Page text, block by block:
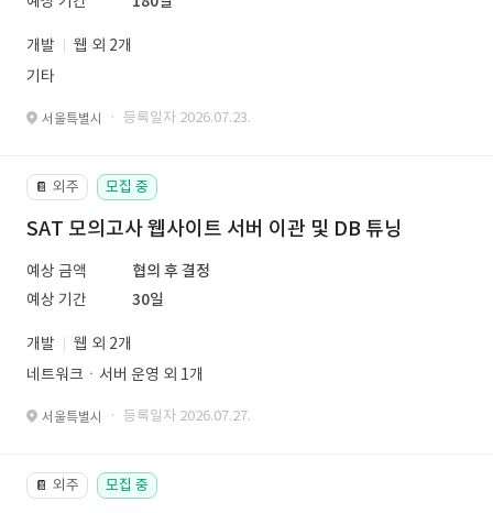
개발
웹 외 2개
기타
서울특별시 · 등록일자 2026.07.23.
📔 외주 모집 중
SAT 모의고사 웹사이트 서버 이관 및 DB 튜닝
예상 금액
협의 후 결정
예상 기간
30일
개발
웹 외 2개
네트워크ㆍ서버 운영 외 1개
서울특별시 · 등록일자 2026.07.27.
📔 외주 모집 중